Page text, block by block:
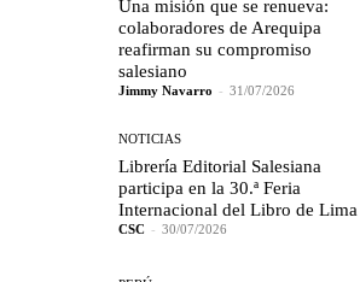
Una misión que se renueva:
colaboradores de Arequipa
reafirman su compromiso
salesiano
Jimmy Navarro - 31/07/2026
NOTICIAS
Librería Editorial Salesiana
participa en la 30.ª Feria
Internacional del Libro de Lima
CSC - 30/07/2026